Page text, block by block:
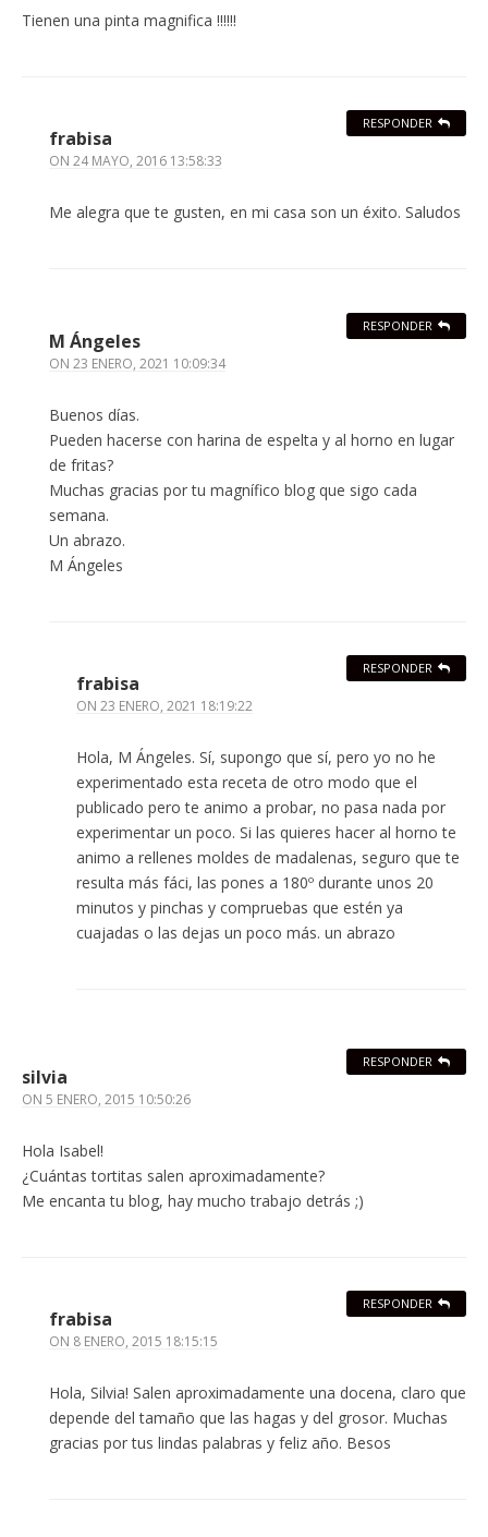
Tienen una pinta magnifica !!!!!!
frabisa
ON 24 MAYO, 2016 13:58:33
Me alegra que te gusten, en mi casa son un éxito. Saludos
RESPONDER
M Ángeles
ON 23 ENERO, 2021 10:09:34
Buenos días.
Pueden hacerse con harina de espelta y al horno en lugar
de fritas?
Muchas gracias por tu magnífico blog que sigo cada
semana.
Un abrazo.
M Ángeles
RESPONDER
frabisa
ON 23 ENERO, 2021 18:19:22
Hola, M Ángeles. Sí, supongo que sí, pero yo no he
experimentado esta receta de otro modo que el
publicado pero te animo a probar, no pasa nada por
experimentar un poco. Si las quieres hacer al horno te
animo a rellenes moldes de madalenas, seguro que te
resulta más fáci, las pones a 180º durante unos 20
minutos y pinchas y compruebas que estén ya
cuajadas o las dejas un poco más. un abrazo
RESPONDER
silvia
ON 5 ENERO, 2015 10:50:26
Hola Isabel!
¿Cuántas tortitas salen aproximadamente?
Me encanta tu blog, hay mucho trabajo detrás ;)
RESPONDER
frabisa
ON 8 ENERO, 2015 18:15:15
Hola, Silvia! Salen aproximadamente una docena, claro que
depende del tamaño que las hagas y del grosor. Muchas
gracias por tus lindas palabras y feliz año. Besos
RESPONDER